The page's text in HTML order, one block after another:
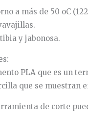
a más de 50 oC
y jabonosa.
PLA que es un
que se muestran
de corte